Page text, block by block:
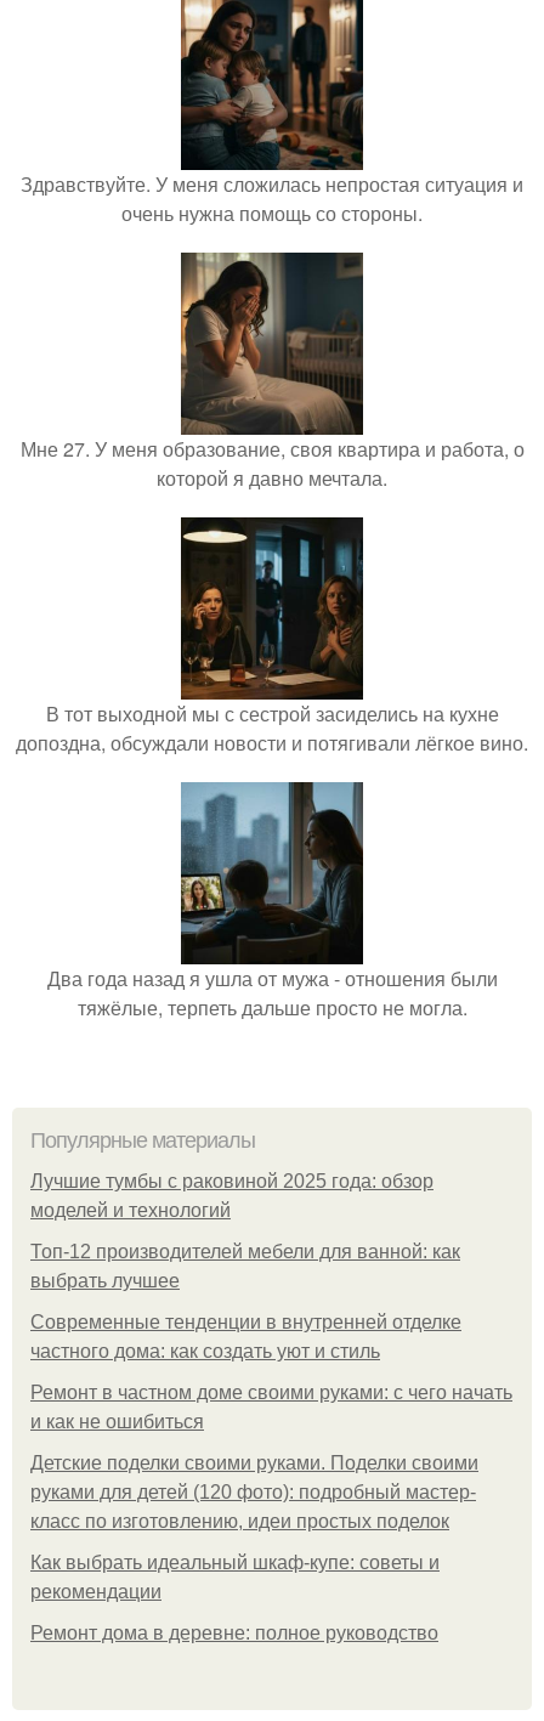
Здравствуйте. У меня сложилась непростая ситуация и
очень нужна помощь со стороны.
Мне 27. У меня образование, своя квартира и работа, о
которой я давно мечтала.
В тот выходной мы с сестрой засиделись на кухне
допоздна, обсуждали новости и потягивали лёгкое вино.
Два года назад я ушла от мужа - отношения были
тяжёлые, терпеть дальше просто не могла.
Популярные материалы
Лучшие тумбы с раковиной 2025 года: обзор
моделей и технологий
Топ-12 производителей мебели для ванной: как
выбрать лучшее
Современные тенденции в внутренней отделке
частного дома: как создать уют и стиль
Ремонт в частном доме своими руками: с чего начать
и как не ошибиться
Детские поделки своими руками. Поделки своими
руками для детей (120 фото): подробный мастер-
класс по изготовлению, идеи простых поделок
Как выбрать идеальный шкаф-купе: советы и
рекомендации
Ремонт дома в деревне: полное руководство